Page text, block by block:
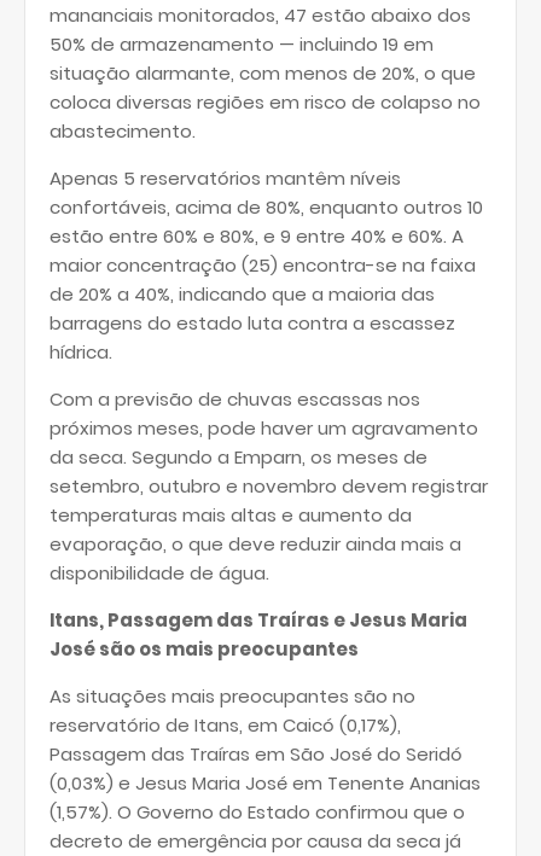
mananciais monitorados, 47 estão abaixo dos
50% de armazenamento — incluindo 19 em
situação alarmante, com menos de 20%, o que
coloca diversas regiões em risco de colapso no
abastecimento.
Apenas 5 reservatórios mantêm níveis
confortáveis, acima de 80%, enquanto outros 10
estão entre 60% e 80%, e 9 entre 40% e 60%. A
maior concentração (25) encontra-se na faixa
de 20% a 40%, indicando que a maioria das
barragens do estado luta contra a escassez
hídrica.
Com a previsão de chuvas escassas nos
próximos meses, pode haver um agravamento
da seca. Segundo a Emparn, os meses de
setembro, outubro e novembro devem registrar
temperaturas mais altas e aumento da
evaporação, o que deve reduzir ainda mais a
disponibilidade de água.
Itans, Passagem das Traíras e Jesus Maria
José são os mais preocupantes
As situações mais preocupantes são no
reservatório de Itans, em Caicó (0,17%),
Passagem das Traíras em São José do Seridó
(0,03%) e Jesus Maria José em Tenente Ananias
(1,57%). O Governo do Estado confirmou que o
decreto de emergência por causa da seca já